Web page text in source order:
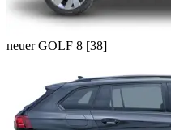
neuer GOLF 8 [38]